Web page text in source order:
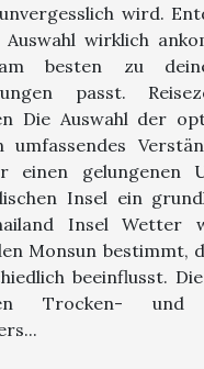
wird.
wirklich
besten zu
passt.
Die Auswahl der
umfassendes
einen gelungenen
Insel ein
Insel Wetter
Monsun bestimmt,
beeinflusst.
Trocken- und